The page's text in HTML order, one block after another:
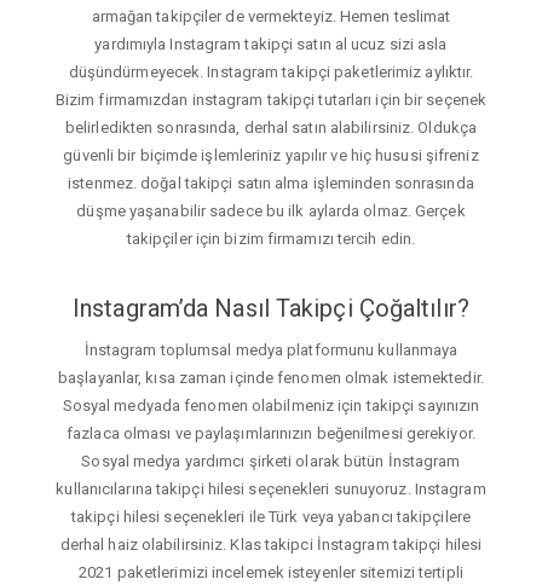
armağan takipçiler de vermekteyiz. Hemen teslimat
yardımıyla Instagram takipçi satın al ucuz sizi asla
düşündürmeyecek. Instagram takipçi paketlerimiz aylıktır.
Bizim firmamızdan instagram takipçi tutarları için bir seçenek
belirledikten sonrasında, derhal satın alabilirsiniz. Oldukça
güvenli bir biçimde işlemleriniz yapılır ve hiç hususi şifreniz
istenmez. doğal takipçi satın alma işleminden sonrasında
düşme yaşanabilir sadece bu ilk aylarda olmaz. Gerçek
takipçiler için bizim firmamızı tercih edin.
Instagram’da Nasıl Takipçi Çoğaltılır?
İnstagram toplumsal medya platformunu kullanmaya
başlayanlar, kısa zaman içinde fenomen olmak istemektedir.
Sosyal medyada fenomen olabilmeniz için takipçi sayınızın
fazlaca olması ve paylaşımlarınızın beğenilmesi gerekiyor.
Sosyal medya yardımcı şirketi olarak bütün İnstagram
kullanıcılarına takipçi hilesi seçenekleri sunuyoruz. Instagram
takipçi hilesi seçenekleri ile Türk veya yabancı takipçilere
derhal haiz olabilirsiniz. Klas takipci İnstagram takipçi hilesi
2021 paketlerimizi incelemek isteyenler sitemizi tertipli